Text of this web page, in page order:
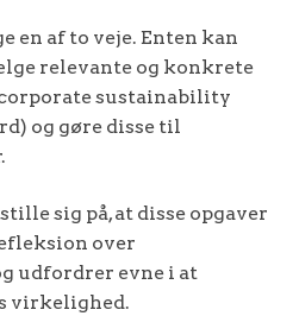
en af to veje. Enten kan
relevante og konkrete
sustainability
og gøre disse til
sig på, at disse opgaver
over
udfordrer evne i at
virkelighed.